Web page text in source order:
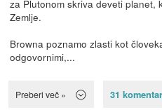
za Plutonom skriva deveti planet,
Zemlje.
Browna poznamo zlasti kot
odgovornimi,...
Preberi več » 31